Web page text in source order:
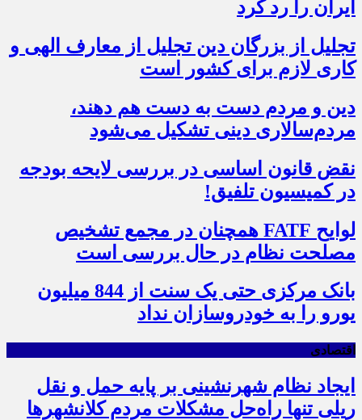
ایران را رد کرد
تجلیل از بزرگان دین تجلیل از معارف الهی و
کاری لازم برای کشور است
دین و مردم دست به‌ دست هم دهند،
مردم‌سالاری دینی تشکیل می‌شود
نقض قانون اساسی در بررسی لایحه بودجه
در کمیسیون تلفیق!
لوایح FATF همچنان در مجمع تشخیص
مصلحت نظام در حال بررسی است
بانک مرکزی حتی یک سنت از 844 میلیون
یورو را به خودروسازان نداد
اقتصادی
ایجاد نظام شهرنشینی بر پایه حمل و نقل
ریلی تنها راه‌حل مشکلات مردم کلانشهرها